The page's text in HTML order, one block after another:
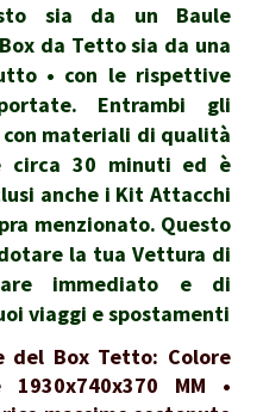
sia da un Baule
da Tetto sia da una
• con le rispettive
Entrambi gli
con materiali di qualità
circa 30 minuti ed è
anche i Kit Attacchi
menzionato. Questo
la tua Vettura di
immediato e di
viaggi e spostamenti
del Box Tetto: Colore
MM •